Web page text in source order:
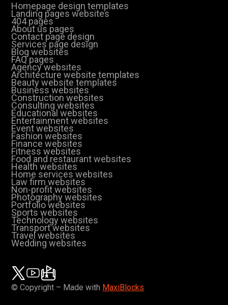
Homepage design templates
Landing pages websites
404 pages
About us pages
Contact page design
Services page design
Blog websites
FAQ pages
Agency websites
Architecture website templates
Beauty website templates
Business websites
Construction websites
Consulting websites
Educational websites
Entertainment websites
Event websites
Fashion websites
Finance websites
Fitness websites
Food and restaurant websites
Health websites
Home services websites
Law firm websites
Non-profit websites
Photography websites
Portfolio websites
Sports websites
Technology websites
Transport websites
Travel websites
Wedding websites
© Copyright – Made with MaxiBlocks